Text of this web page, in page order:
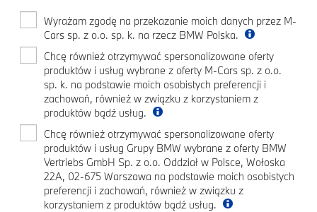
Wyrażam zgodę na przekazanie moich danych przez M-
Cars sp. z o.o. sp. k. na rzecz BMW Polska.
Chcę również otrzymywać spersonalizowane oferty
produktów i usług wybrane z oferty M-Cars sp. z o.o.
sp. k. na podstawie moich osobistych preferencji i
zachowań, również w związku z korzystaniem z
produktów bądź usług.
Chcę również otrzymywać spersonalizowane oferty
produktów i usług Grupy BMW wybrane z oferty BMW
Vertriebs GmbH Sp. z o.o. Oddział w Polsce, Wołoska
22A, 02-675 Warszawa na podstawie moich osobistych
preferencji i zachowań, również w związku z
korzystaniem z produktów bądź usług.